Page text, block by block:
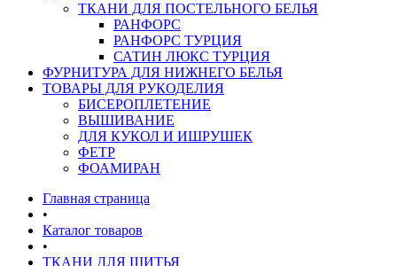
ТКАНИ ДЛЯ ПОСТЕЛЬНОГО БЕЛЬЯ
РАНФОРС
РАНФОРС ТУРЦИЯ
САТИН ЛЮКС ТУРЦИЯ
ФУРНИТУРА ДЛЯ НИЖНЕГО БЕЛЬЯ
ТОВАРЫ ДЛЯ РУКОДЕЛИЯ
БИСЕРОПЛЕТЕНИЕ
ВЫШИВАНИЕ
ДЛЯ КУКОЛ И ИШРУШЕК
ФЕТР
ФОАМИРАН
Главная страница
•
Каталог товаров
•
ТКАНИ ДЛЯ ШИТЬЯ